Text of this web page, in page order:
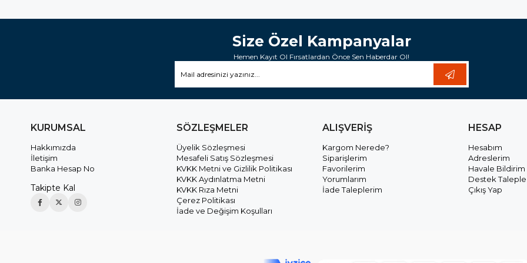
Size Özel Kampanyalar
Hemen Kayıt Ol Fırsatlardan Önce Sen Haberdar Ol!
KURUMSAL
Hakkımızda
İletişim
Banka Hesap No
Takipte Kal
SÖZLEŞMELER
Üyelik Sözleşmesi
Mesafeli Satış Sözleşmesi
KVKK Metni ve Gizlilik Politikası
KVKK Aydınlatma Metni
KVKK Rıza Metni
Çerez Politikası
İade ve Değişim Koşulları
ALIŞVERİŞ
Kargom Nerede?
Siparişlerim
Favorilerim
Yorumlarım
İade Taleplerim
HESAP
Hesabım
Adreslerim
Havale Bildirim
Destek
Çıkış Yap